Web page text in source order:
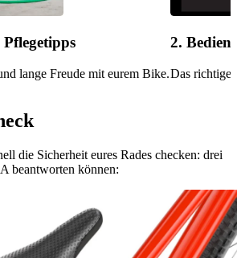
lange Freude mit eurem Bike.
2.
Das richtige
die Sicherheit eures Rades checken: drei
beantworten können: